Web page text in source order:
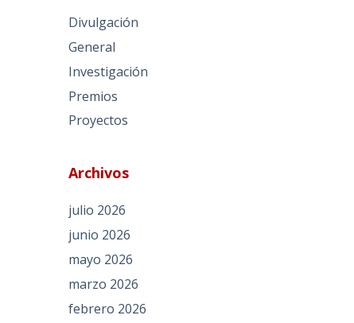
Divulgación
General
Investigación
Premios
Proyectos
Archivos
julio 2026
junio 2026
mayo 2026
marzo 2026
febrero 2026